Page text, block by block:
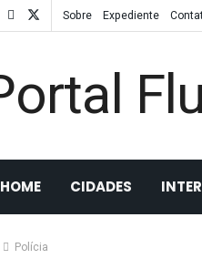
Sobre Expediente
HOME CIDADES
Polícia